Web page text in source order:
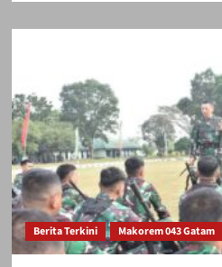
Berita Terkini Makorem 043 Gatam